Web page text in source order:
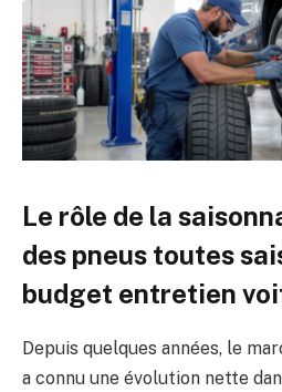
Le rôle de la
des pneus toutes
budget entretien
Depuis quelques années, le
a connu une évolution nette